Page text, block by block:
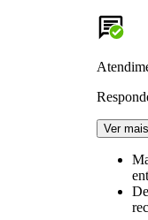
Ver